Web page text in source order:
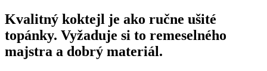
Kvalitný koktejl je ako ručne ušité
topánky. Vyžaduje si to remeselného
majstra a dobrý materiál.